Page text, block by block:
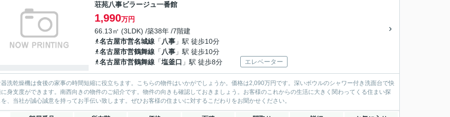
荘苑八事ビラージュ一番館
1,990万円
66.13㎡ (3LDK) /築38年 /7階建
名古屋市営名城線 「 八事 」駅 徒歩10分
名古屋市営鶴舞線 「 八事 」駅 徒歩10分
名古屋市営鶴舞線 「塩釜口 」駅 徒歩8分 エレベーター
洗乾燥機は食後の家事の時間短縮に役立ちます。こちらの物件はいかがでしょうか。価格は2,090万円です。深いボウルのシャワー付き洗面台で快
身支度ができます。南西向きの物件のご紹介です。物件の向きも確認しておきましょう。お客様のこれからの生活に大きく関わってくる住まい探
を、当社が誠心誠意を持ってお手伝い致します。ぜひお客様の住まいに対するこだわりをお聞かせください。